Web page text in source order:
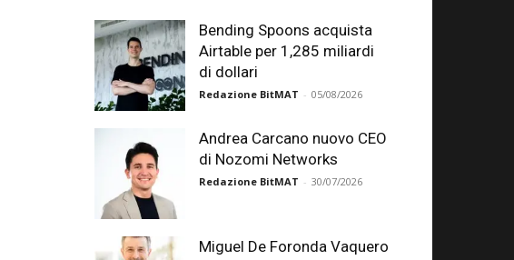
Bending Spoons acquista
Airtable per 1,285 miliardi
di dollari
Redazione BitMAT - 05/08/2026
Andrea Carcano nuovo CEO
di Nozomi Networks
Redazione BitMAT - 30/07/2026
Miguel De Foronda Vaquero